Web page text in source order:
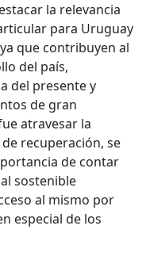
la relevancia
para Uruguay
que contribuyen al
del país,
del presente y
de gran
atravesar la
recuperación, se
de contar
sostenible
al mismo por
especial de los